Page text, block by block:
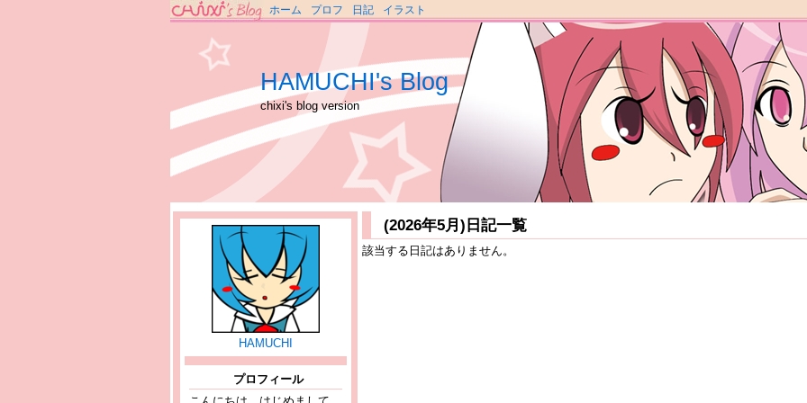
ホーム プロフ 日記 イラスト
HAMUCHI's Blog
chixi's blog version
HAMUCHI
プロフィール
(2026年5月)日記一覧
該当する日記はありません。